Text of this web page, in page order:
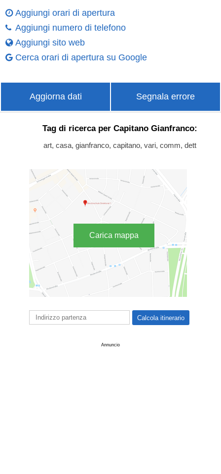
Aggiungi orari di apertura
Aggiungi numero di telefono
Aggiungi sito web
Cerca orari di apertura su Google
Aggiorna dati Segnala errore
Tag di ricerca per Capitano Gianfranco:
art, casa, gianfranco, capitano, vari, comm, dett
Carica mappa
Annuncio